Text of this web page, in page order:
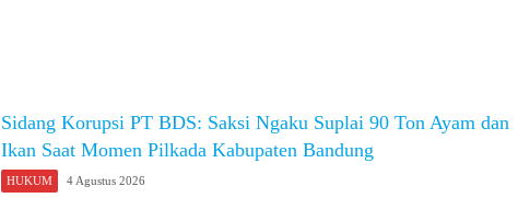
Sidang Korupsi PT BDS: Saksi Ngaku Suplai 90 Ton Ayam dan
Ikan Saat Momen Pilkada Kabupaten Bandung
HUKUM 4 Agustus 2026